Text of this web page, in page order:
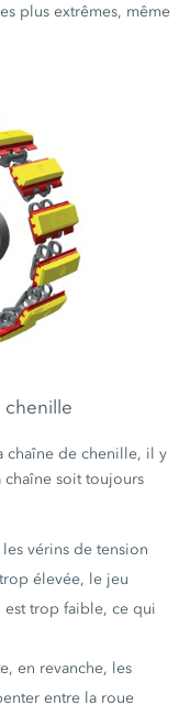
plus extrêmes, même
chenille
chaîne de chenille, il y
soit toujours
vérins de tension
élevée, le jeu
est trop faible, ce qui
en revanche, les
entre la roue